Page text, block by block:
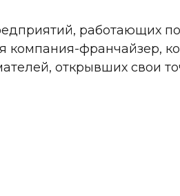
работающих
компания-франчайзер,
открывших свои